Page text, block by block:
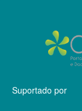
Suportado por